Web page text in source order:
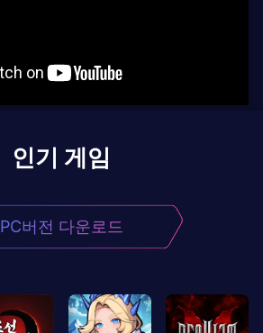
인기 게임
PC버전 다운로드